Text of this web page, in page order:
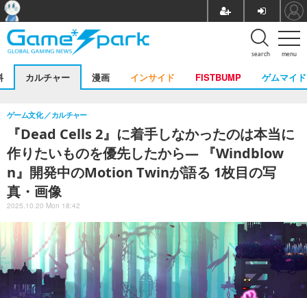
menu
search
カルチャー 漫画 インサイド FISTBUMP ゲムマイド
『Dead Cells 2』に着手しなかったのは本当に
作りたいものを優先したから― 『Windblow
n』開発中のMotion Twinが語る 1枚目の写
真・画像
ゲーム文化 カルチャー
2025.10.20 Mon 18:42